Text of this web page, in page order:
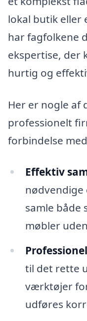
lokal butik eller
har fagfolkene
ekspertise, der
hurtig og
Her er nogle af
professionelt
forbindelse
Effektiv
samle både
møbler
til det rette
værktøjer
udføres